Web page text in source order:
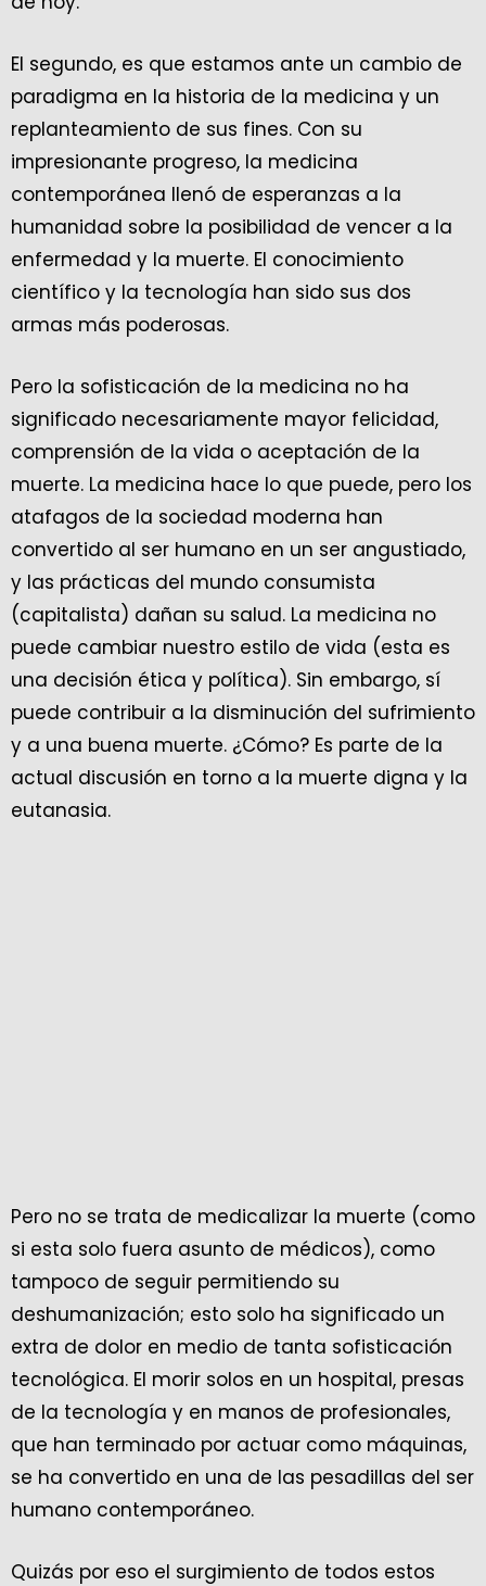
El segundo, es que estamos ante un cambio de
paradigma en la historia de la medicina y un
replanteamiento de sus fines. Con su
impresionante progreso, la medicina
contemporánea llenó de esperanzas a la
humanidad sobre la posibilidad de vencer a la
enfermedad y la muerte. El conocimiento
científico y la tecnología han sido sus dos
armas más poderosas.
Pero la sofisticación de la medicina no ha
significado necesariamente mayor felicidad,
comprensión de la vida o aceptación de la
muerte. La medicina hace lo que puede, pero los
atafagos de la sociedad moderna han
convertido al ser humano en un ser angustiado,
y las prácticas del mundo consumista
(capitalista) dañan su salud. La medicina no
puede cambiar nuestro estilo de vida (esta es
una decisión ética y política). Sin embargo, sí
puede contribuir a la disminución del sufrimiento
y a una buena muerte. ¿Cómo? Es parte de la
actual discusión en torno a la muerte digna y la
eutanasia.
Pero no se trata de medicalizar la muerte (como
si esta solo fuera asunto de médicos), como
tampoco de seguir permitiendo su
deshumanización; esto solo ha significado un
extra de dolor en medio de tanta sofisticación
tecnológica. El morir solos en un hospital, presas
de la tecnología y en manos de profesionales,
que han terminado por actuar como máquinas,
se ha convertido en una de las pesadillas del ser
humano contemporáneo.
Quizás por eso el surgimiento de todos estos